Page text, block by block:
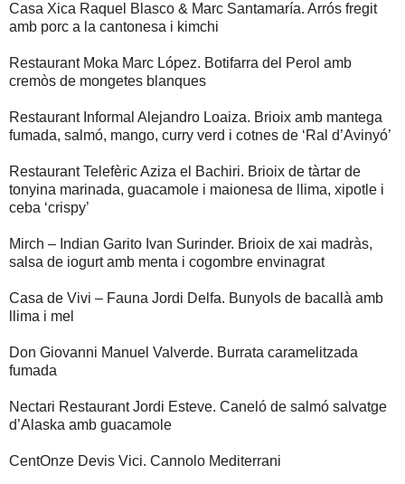
Casa Xica Raquel Blasco & Marc Santamaría. Arrós fregit
amb porc a la cantonesa i kimchi
Restaurant Moka Marc López. Botifarra del Perol amb
cremòs de mongetes blanques
Restaurant Informal Alejandro Loaiza. Brioix amb mantega
fumada, salmó, mango, curry verd i cotnes de ‘Ral d’Avinyó’
Restaurant Telefèric Aziza el Bachiri. Brioix de tàrtar de
tonyina marinada, guacamole i maionesa de llima, xipotle i
ceba ‘crispy’
Mirch – Indian Garito Ivan Surinder. Brioix de xai madràs,
salsa de iogurt amb menta i cogombre envinagrat
Casa de Vivi – Fauna Jordi Delfa. Bunyols de bacallà amb
llima i mel
Don Giovanni Manuel Valverde. Burrata caramelitzada
fumada
Nectari Restaurant Jordi Esteve. Caneló de salmó salvatge
d’Alaska amb guacamole
CentOnze Devis Vici. Cannolo Mediterrani